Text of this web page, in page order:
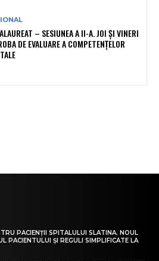
– SESIUNEA A II-A. JOI ȘI VINERI
DE EVALUARE A COMPETENȚELOR
PACIENȚII SPITALULUI SLATINA. NOUL
PACIENTULUI ȘI REGULI SIMPLIFICATE LA